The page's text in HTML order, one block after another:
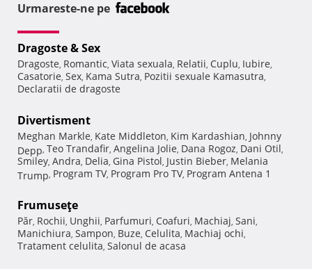
Urmareste-ne pe
Dragoste & Sex
Dragoste, Romantic, Viata sexuala, Relatii, Cuplu, Iubire,
Casatorie, Sex, Kama Sutra, Pozitii sexuale Kamasutra,
Declaratii de dragoste
Divertisment
Meghan Markle, Kate Middleton, Kim Kardashian, Johnny
Depp, Teo Trandafir, Angelina Jolie, Dana Rogoz, Dani Otil,
Smiley, Andra, Delia, Gina Pistol, Justin Bieber, Melania
Trump, Program TV, Program Pro TV, Program Antena 1
Frumuseţe
Păr, Rochii, Unghii, Parfumuri, Coafuri, Machiaj, Sani,
Manichiura, Sampon, Buze, Celulita, Machiaj ochi,
Tratament celulita, Salonul de acasa